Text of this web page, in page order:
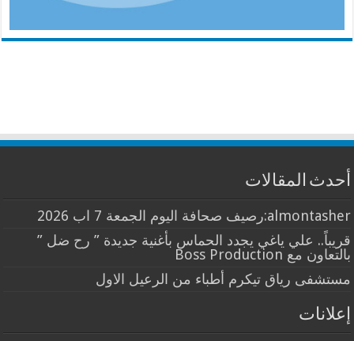
أحدث المقالات
almontasher:رصيف صحافة اليوم الجمعة 7 اب 2026
قريباً.. علي ياغي يجدد الحماس بأغنية جديدة ” رح ضل ”
بالتعاون مع Boss Production
مستشفى رياق تيكرم أطباء من الرعيل الاول
إعلانات